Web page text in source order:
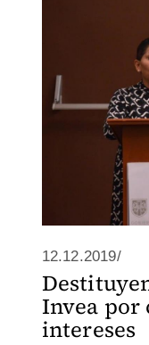
12.12.2019/
Invea por
intereses